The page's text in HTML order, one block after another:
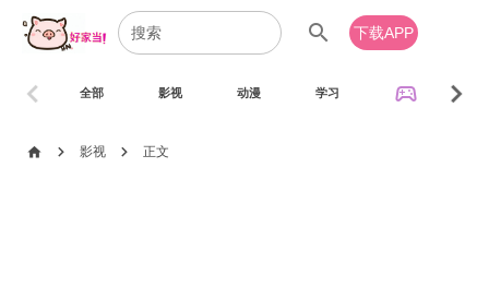
search 下载APP
全部 影视 动漫 学习 sports_esports
chevron_left chevron_right
home chevron_right 影视 chevron_right 正文